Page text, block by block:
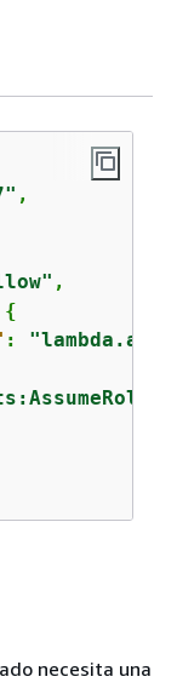
,
,
{
:
necesita una